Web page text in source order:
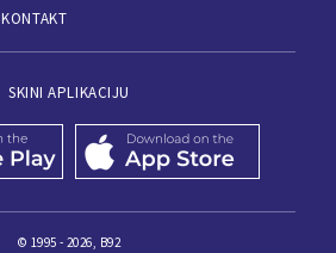
KONTAKT
SKINI APLIKACIJU
© 1995 - 2026, B92